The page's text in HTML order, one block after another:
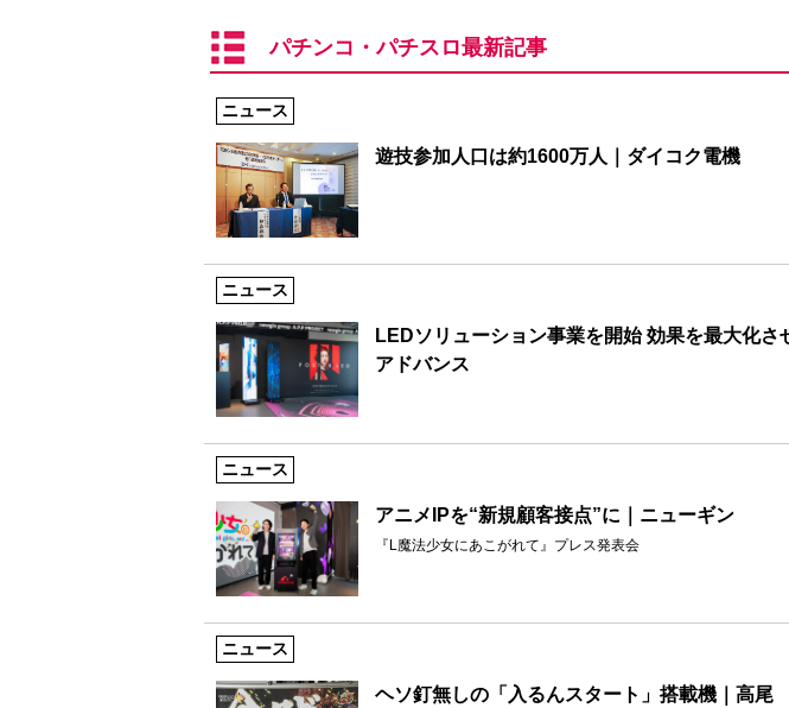
パチンコ・パチスロ最新記事
ニュース
遊技参加人口は約1600万人｜ダイコク電機
ニュース
LEDソリューション事業を開始 効果を最大化さ
アドバンス
ニュース
アニメIPを“新規顧客接点”に｜ニューギン
『L魔法少女にあこがれて』プレス発表会
ニュース
ヘソ釘無しの「入るんスタート」搭載機｜高尾